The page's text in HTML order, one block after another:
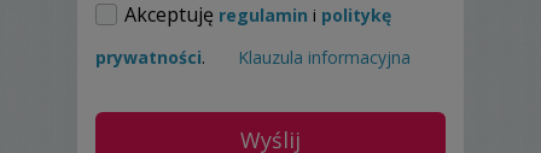
Największą satysfakcją jest dla nas wasze
czerpiemy z tego wielką radość. Tak więc
szukacie fotografa na ważny dla Was dzień,
odezwijcie się do nas! Może się poznamy ?
Akceptuję regulamin i politykę
prywatności. Klauzula informacyjna